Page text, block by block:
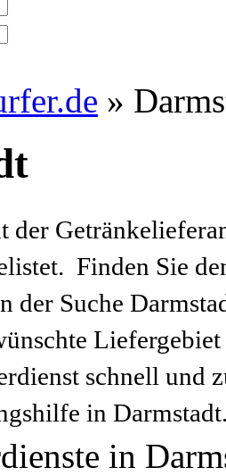
»
der
Finden Sie
der Suche
schnell und
in
in